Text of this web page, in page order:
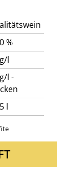
%
l
l -
l